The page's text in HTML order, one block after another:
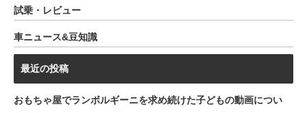
試乗・レビュー
車ニュース&豆知識
最近の投稿
おもちゃ屋でランボルギーニを求め続けた子どもの動画につい